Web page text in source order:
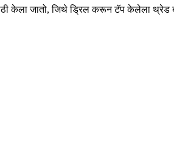
केला जातो, जिथे ड्रिल करून टॅप केलेला